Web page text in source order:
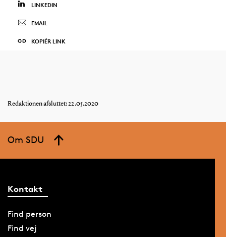
LINKEDIN
EMAIL
KOPIÉR LINK
Redaktionen afsluttet: 22.05.2020
Om SDU
Kontakt
Find person
Find vej